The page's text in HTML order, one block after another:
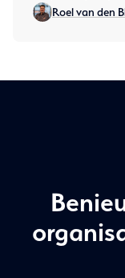
cyberdreigingen.
Roel van den